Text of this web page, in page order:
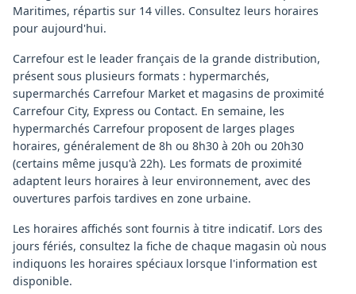
Maritimes, répartis sur 14 villes. Consultez leurs horaires
pour aujourd'hui.
Carrefour est le leader français de la grande distribution,
présent sous plusieurs formats : hypermarchés,
supermarchés Carrefour Market et magasins de proximité
Carrefour City, Express ou Contact. En semaine, les
hypermarchés Carrefour proposent de larges plages
horaires, généralement de 8h ou 8h30 à 20h ou 20h30
(certains même jusqu'à 22h). Les formats de proximité
adaptent leurs horaires à leur environnement, avec des
ouvertures parfois tardives en zone urbaine.
Les horaires affichés sont fournis à titre indicatif. Lors des
jours fériés, consultez la fiche de chaque magasin où nous
indiquons les horaires spéciaux lorsque l'information est
disponible.